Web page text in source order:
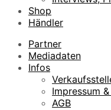
Shop
Händler
Partner
Mediadaten
Infos
Impressum
AGB